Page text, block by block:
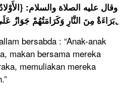
وقال عليه الصلاة والسلام:
بَرَاءَةٌ مِنَ النَّارِ وَكَرَامَتُهُمْ جَوَازٌ عَلَى الصِّراط}ِ.
bersabda : “Anak-anak
makan bersama mereka
memuliakan mereka